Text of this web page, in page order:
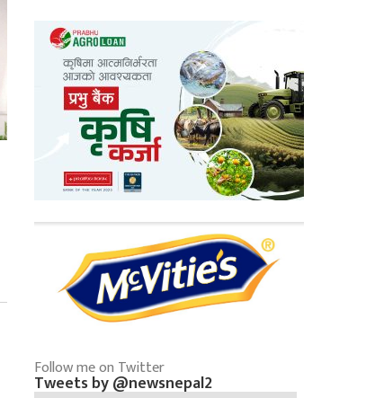
Follow me on Twitter
Tweets by @newsnepal2